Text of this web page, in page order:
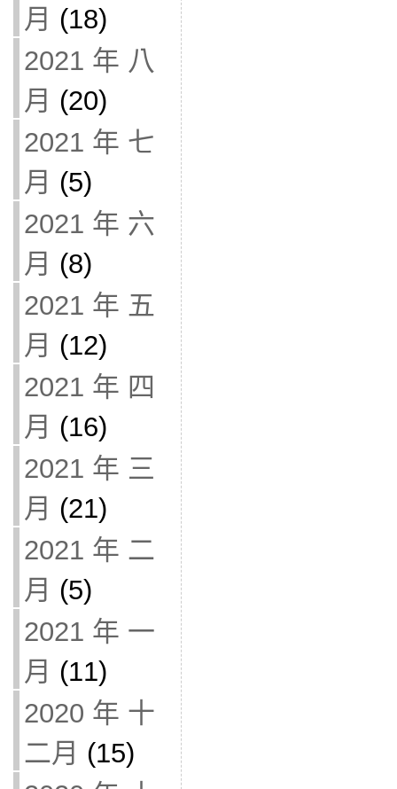
月 (18)
2021 年 八
月 (20)
2021 年 七
月 (5)
2021 年 六
月 (8)
2021 年 五
月 (12)
2021 年 四
月 (16)
2021 年 三
月 (21)
2021 年 二
月 (5)
2021 年 一
月 (11)
2020 年 十
二月 (15)